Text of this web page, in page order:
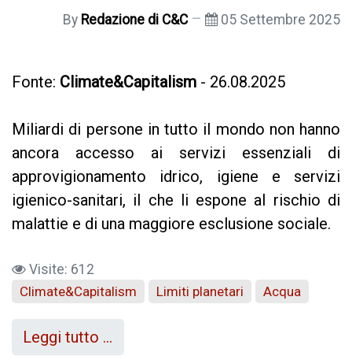
By Redazione di C&C 05 Settembre 2025
Fonte: Climate&Capitalism - 26.08.2025
Miliardi di persone in tutto il mondo non hanno
ancora accesso ai servizi essenziali di
approvigionamento idrico, igiene e servizi
igienico-sanitari, il che li espone al rischio di
malattie e di una maggiore esclusione sociale.
Visite: 612
Climate&Capitalism
Limiti planetari Acqua
Leggi tutto …